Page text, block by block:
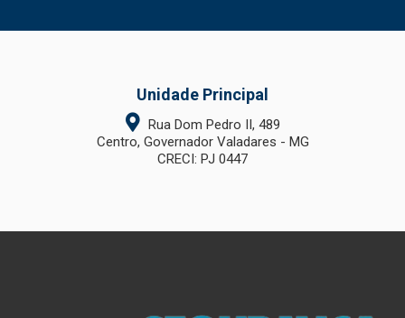
Unidade Principal
Rua Dom Pedro II, 489
Centro, Governador Valadares - MG
CRECI: PJ 0447